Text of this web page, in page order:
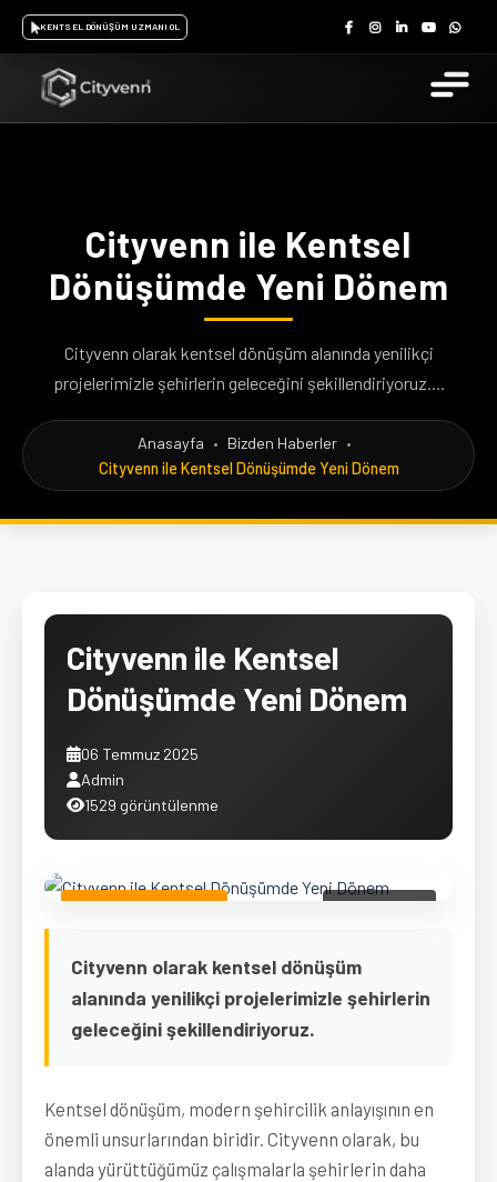
KENTSEL DÖNÜŞÜM UZMANI OL
Cityvenn ile Kentsel
Dönüşümde Yeni Dönem
Cityvenn olarak kentsel dönüşüm alanında yenilikçi
projelerimizle şehirlerin geleceğini şekillendiriyoruz....
Anasayfa • Bizden Haberler •
Cityvenn ile Kentsel Dönüşümde Yeni Dönem
Cityvenn ile Kentsel
Dönüşümde Yeni Dönem
06 Temmuz 2025
Admin
1529 görüntülenme
Cityvenn olarak kentsel dönüşüm
alanında yenilikçi projelerimizle şehirlerin
geleceğini şekillendiriyoruz.
Kentsel dönüşüm, modern şehircilik anlayışının en
önemli unsurlarından biridir. Cityvenn olarak, bu
alanda yürüttüğümüz çalışmalarla şehirlerin daha